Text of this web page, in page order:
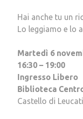
Hai anche tu un
Lo leggiamo e lo
Martedì 6
16:30 – 19:00
Ingresso Libero
Biblioteca
Castello di